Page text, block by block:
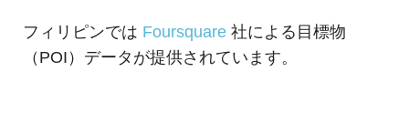
フィリピンでは Foursquare 社による目標物
（POI）データが提供されています。